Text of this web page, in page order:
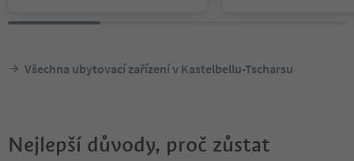
Všechna ubytovací zařízení v Kastelbellu-Tscharsu
Nejlepší důvody, proč zůstat